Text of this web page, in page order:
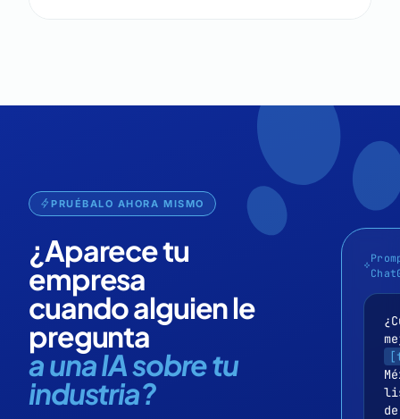
PRUÉBALO AHORA MISMO
¿Aparece tu
empresa
cuando alguien le
pregunta
a una IA sobre tu
industria?